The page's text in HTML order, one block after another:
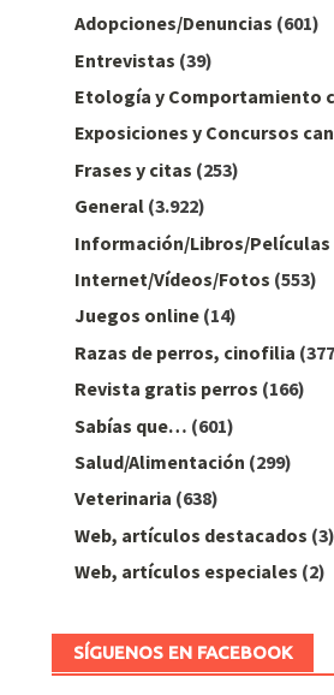
Adopciones/Denuncias (601)
Entrevistas (39)
Etología y Comportamiento
Exposiciones y Concursos
Frases y citas (253)
General(3.922)
Información/Libros/Películas
Internet/Vídeos/Fotos (553)
Juegos online(14)
Razas de perros, cinofilia
Revista gratis perros (166)
Sabías que… (601)
Salud/Alimentación (299)
Veterinaria (638)
Web, artículos destacados (3)
Web, artículos especiales (2)
SÍGUENOS EN FACEBOOK